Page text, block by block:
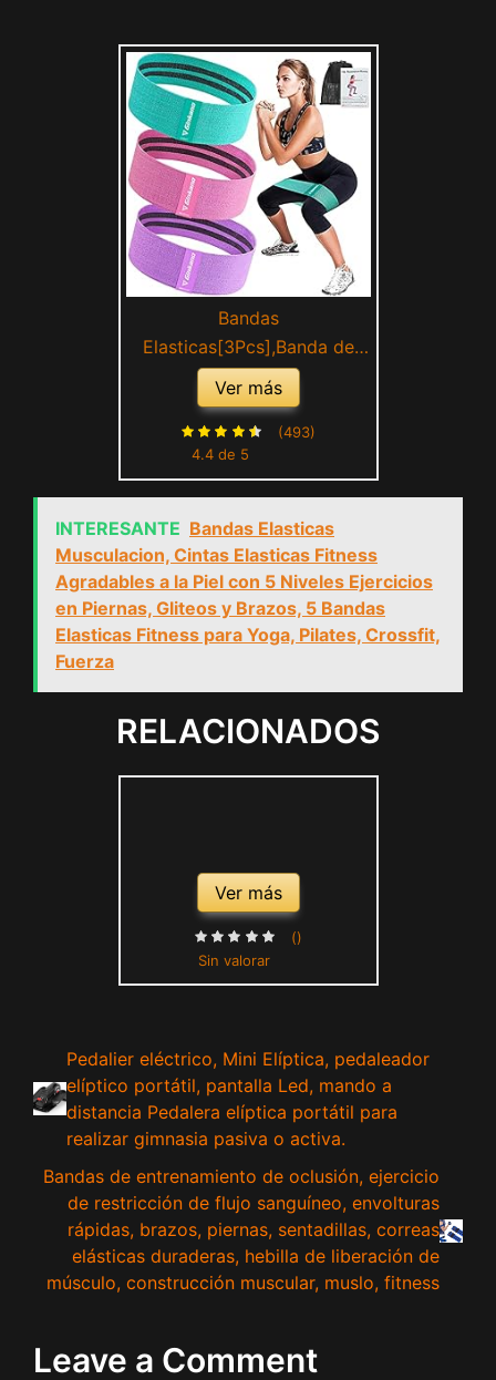
Bandas
Elasticas[3Pcs],Banda de
Fitness de Tela con múltiples
Niveles de Resistencia,
Adecuada para Ejercicios de
Corta Distancia, Yoga,
Ver más
4.4 de 5
(493)
INTERESANTE Bandas Elasticas
Musculacion, Cintas Elasticas Fitness
Agradables a la Piel con 5 Niveles Ejercicios
en Piernas, Gliteos y Brazos, 5 Bandas
Elasticas Fitness para Yoga, Pilates, Crossfit,
Fuerza
RELACIONADOS
Ver más
Sin valorar
()
Pedalier eléctrico, Mini Elíptica, pedaleador
elíptico portátil, pantalla Led, mando a
distancia Pedalera elíptica portátil para
realizar gimnasia pasiva o activa.
Bandas de entrenamiento de oclusión, ejercicio
de restricción de flujo sanguíneo, envolturas
rápidas, brazos, piernas, sentadillas, correas
elásticas duraderas, hebilla de liberación de
músculo, construcción muscular, muslo, fitness
Leave a Comment